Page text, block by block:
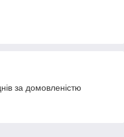
за домовленістю